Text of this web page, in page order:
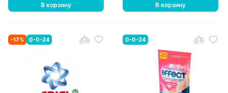
В корзину В корзину
-17% 0-0-24 0-0-24